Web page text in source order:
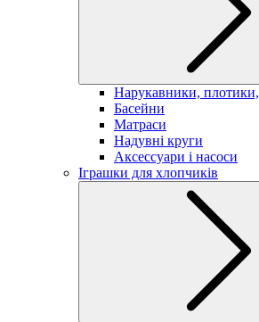
Нарукавники,
Басейни
Матраси
Надувні круги
Аксессуари і насоси
Іграшки для хлопчиків